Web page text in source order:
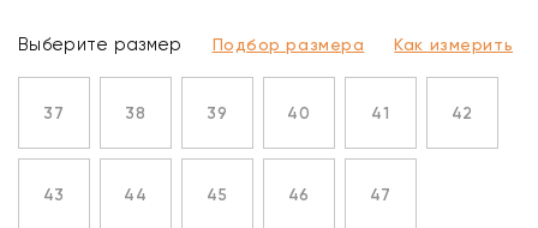
Выберите размер Подбор размера Как измерить
37 38 39 40 41 42
43 44 45 46 47